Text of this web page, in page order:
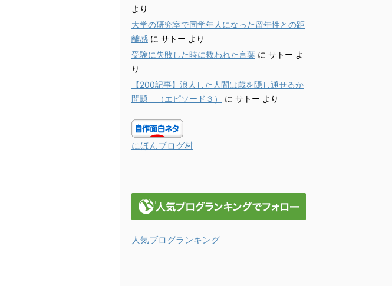
より
大学の研究室で同学年人になった留年性との距
離感 に サトー より
受験に失敗した時に救われた言葉 に サトー よ
り
【200記事】浪人した人間は歳を隠し通せるか
問題 （エピソード３）
に サトー より
にほんブログ村
人気ブログランキング